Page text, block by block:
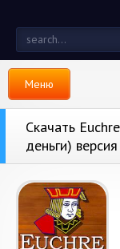
Меню
Скачать
деньги)